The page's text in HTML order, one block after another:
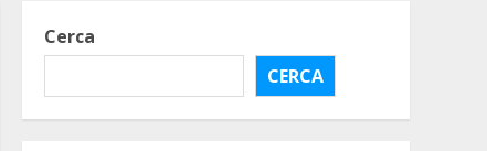
Cerca
CERCA